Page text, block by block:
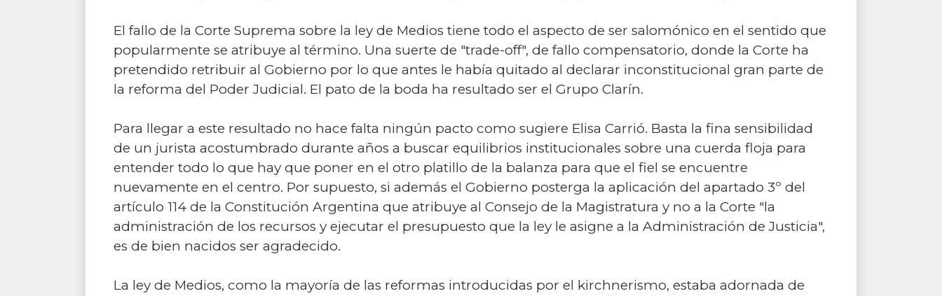
El fallo de la Corte Suprema sobre la ley de Medios tiene todo el aspecto de ser salomónico en el sentido que
popularmente se atribuye al término. Una suerte de "trade-off", de fallo compensatorio, donde la Corte ha
pretendido retribuir al Gobierno por lo que antes le había quitado al declarar inconstitucional gran parte de
la reforma del Poder Judicial. El pato de la boda ha resultado ser el Grupo Clarín.
Para llegar a este resultado no hace falta ningún pacto como sugiere Elisa Carrió. Basta la fina sensibilidad
de un jurista acostumbrado durante años a buscar equilibrios institucionales sobre una cuerda floja para
entender todo lo que hay que poner en el otro platillo de la balanza para que el fiel se encuentre
nuevamente en el centro. Por supuesto, si además el Gobierno posterga la aplicación del apartado 3º del
artículo 114 de la Constitución Argentina que atribuye al Consejo de la Magistratura y no a la Corte "la
administración de los recursos y ejecutar el presupuesto que la ley le asigne a la Administración de Justicia",
es de bien nacidos ser agradecido.
La ley de Medios, como la mayoría de las reformas introducidas por el kirchnerismo, estaba adornada de